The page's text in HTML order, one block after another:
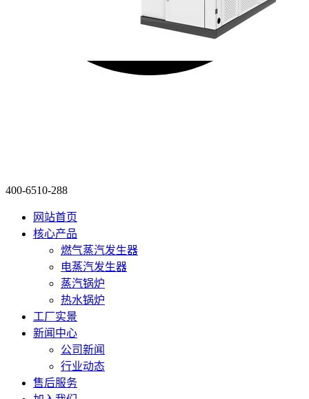
400-6510-288
网站首页
核心产品
燃气蒸汽发生器
电蒸汽发生器
蒸汽锅炉
热水锅炉
工厂实景
新闻中心
公司新闻
行业动态
售后服务